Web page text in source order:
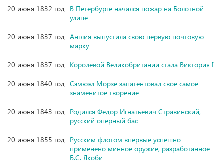
20 июня 1832 год В Петербурге начался пожар на Болотной
улице
20 июня 1837 год Англия выпустила свою первую почтовую
марку
20 июня 1837 год Королевой Великобритании стала Виктория I
20 июня 1840 год Сэмюэл Морзе запатентовал своё самое
знаменитое творение
20 июня 1843 год Родился Фёдор Игнатьевич Стравинский,
русский оперный бас
20 июня 1855 год Русским флотом впервые успешно
применено минное оружие, разработанное
Б.С. Якоби